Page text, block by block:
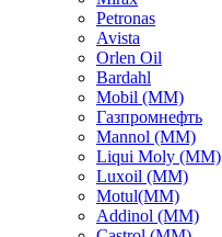
Petronas
Avista
Orlen Oil
Bardahl
Mobil (ММ)
Газпромнефть
Mannol (ММ)
Liqui Moly (ММ)
Luxoil (ММ)
Motul(ММ)
Addinol (ММ)